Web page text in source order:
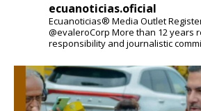
ecuanoticias.oficial
Ecuanoticias® Media Outlet
@evaleroCorp More than 12 years
responsibility and journalistic